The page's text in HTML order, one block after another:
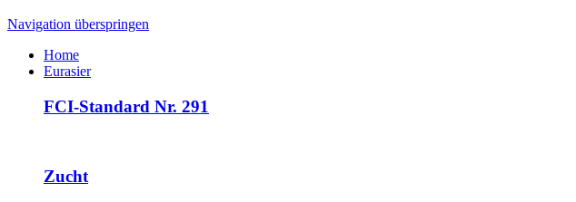
Navigation überspringen
Home
Eurasier
FCI-Standard Nr. 291
Zucht